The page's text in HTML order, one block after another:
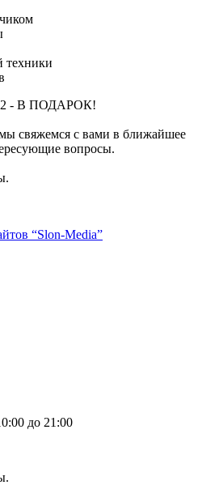
техники
- В ПОДАРОК!
свяжемся с вами в ближайшее
вопросы.
“Slon-Media”
до 21:00